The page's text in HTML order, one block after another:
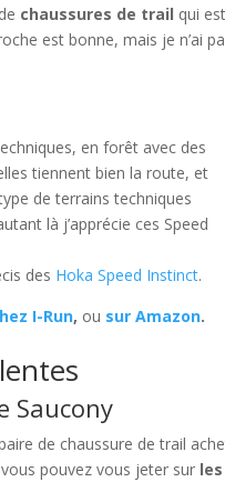
chaussures de trail qui est
est bonne, mais je n’ai
en forêt avec des
tiennent bien la route, et
de terrains techniques
là j’apprécie ces Speed
des Hoka Speed Instinct.
I-Run, ou sur Amazon.
Saucony
de chaussure de trail
pouvez vous jeter sur